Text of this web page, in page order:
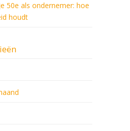
50e als ondernemer: hoe
houdt